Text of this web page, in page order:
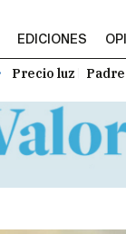
EDICIONES
Precio luz